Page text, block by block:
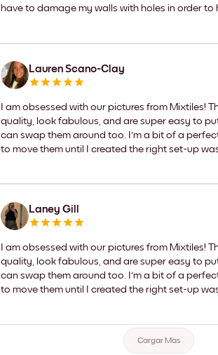
have to damage my walls with holes in order to
Lauren Scano-Clay
I am obsessed with our pictures from Mixtiles!
quality, look fabulous, and are super easy to
can swap them around too. I'm a bit of a
to move them until I created the right set-up
Laney Gill
I am obsessed with our pictures from Mixtiles!
quality, look fabulous, and are super easy to
can swap them around too. I'm a bit of a
to move them until I created the right set-up
Cargar Más